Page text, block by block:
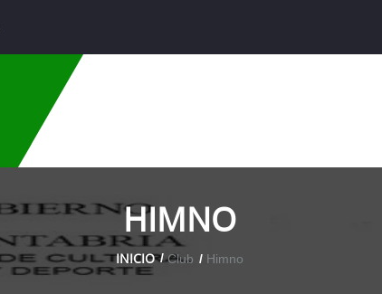
HIMNO
INICIO Club Himno